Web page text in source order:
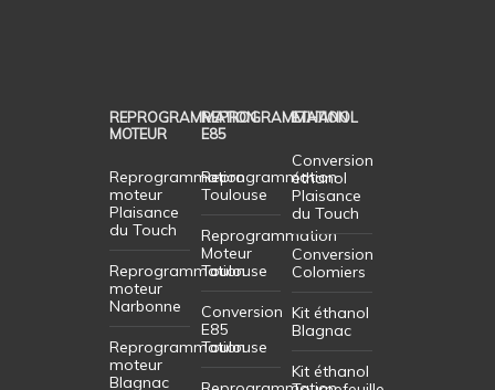
REPROGRAMMATION
MOTEUR
Reprogrammation
moteur
Plaisance
du Touch
Reprogrammation
moteur
Narbonne
Reprogrammation
moteur
Blagnac
REPROGRAMMATION
E85
Reprogrammation
Toulouse
Reprogrammation
Moteur
Toulouse
Conversion
E85
Toulouse
ETHANOL
Conversion
éthanol
Plaisance
du Touch
Conversion
Colomiers
Kit éthanol
Blagnac
Kit éthanol